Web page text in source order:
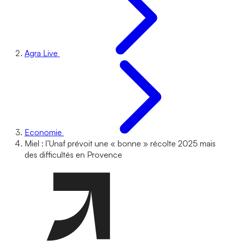
Agra Live
Economie
Miel : l’Unaf prévoit une « bonne » récolte 2025 mais
des difficultés en Provence